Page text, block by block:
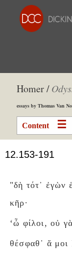
Homer /
essays by Thomas Van
Content
12.153-191
"δὴ τότ᾽ ἐγὼν
κῆρ·
‘ὦ φίλοι, οὐ
θέσφαθ᾽ ἅ μοι